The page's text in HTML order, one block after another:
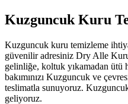
Kuzguncuk Kuru
Kuzguncuk kuru temizleme
güvenilir adresiniz Dry Alle
gelinliğe, koltuk yıkamadan ütü
bakımınızı Kuzguncuk ve
teslimatla sunuyoruz.
geliyoruz.